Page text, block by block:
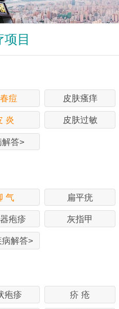
项目
痘 皮肤瘙痒
炎 皮肤过敏
答>
气 扁平疣
疱疹 灰指甲
解答>
疱疹 疥 疮